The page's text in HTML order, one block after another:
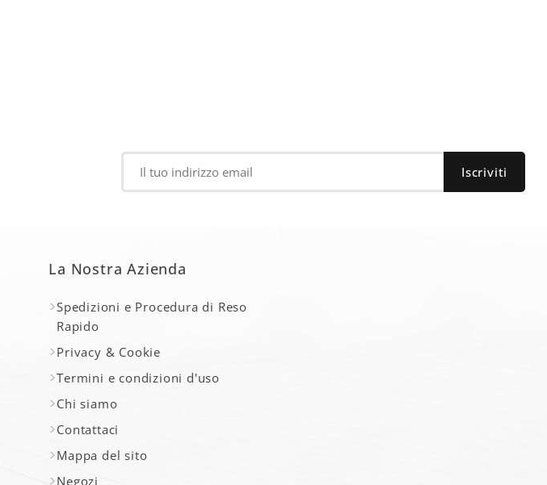
La Nostra Azienda
Spedizioni e Procedura di Reso
Rapido
Privacy & Cookie
Termini e condizioni d'uso
Chi siamo
Contattaci
Mappa del sito
Negozi